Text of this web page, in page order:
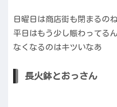
日曜日は商店街も閉まるのね
平日はもう少し賑わってる
なくなるのはキツいなあ
長火鉢とおっさん